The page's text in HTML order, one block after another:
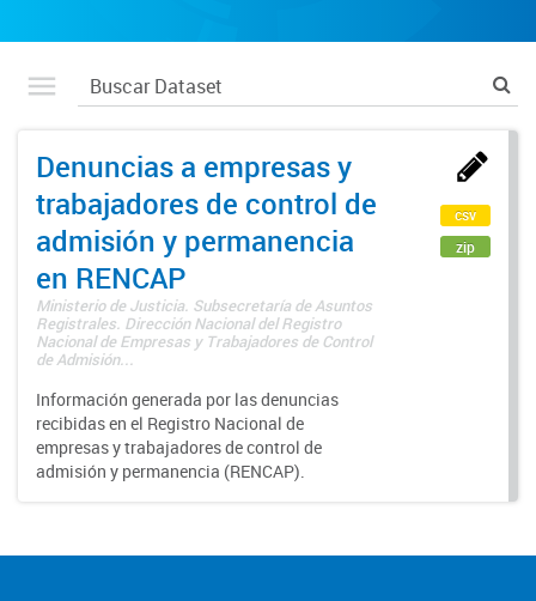
Denuncias a empresas y
trabajadores de control de
admisión y permanencia
en RENCAP
Ministerio de Justicia. Subsecretaría de Asuntos
Registrales. Dirección Nacional del Registro
Nacional de Empresas y Trabajadores de Control
de Admisión...
Información generada por las denuncias
recibidas en el Registro Nacional de
empresas y trabajadores de control de
admisión y permanencia (RENCAP).
csv
zip